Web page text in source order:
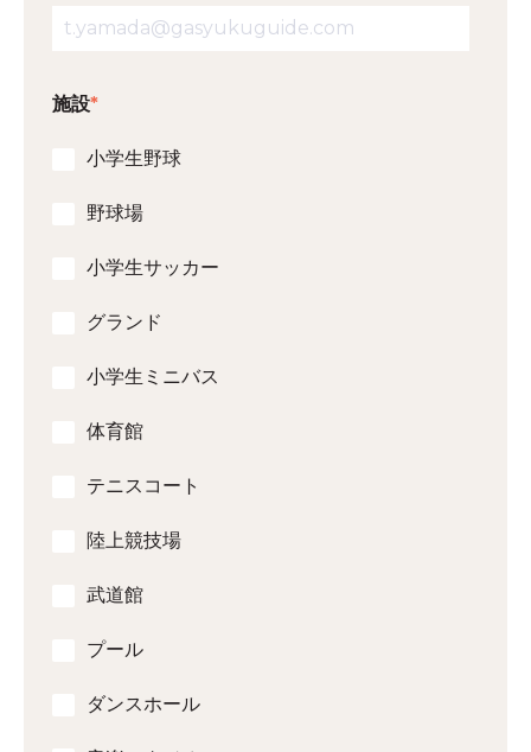
施設*
小学生野球
野球場
小学生サッカー
グランド
小学生ミニバス
体育館
テニスコート
陸上競技場
武道館
プール
ダンスホール